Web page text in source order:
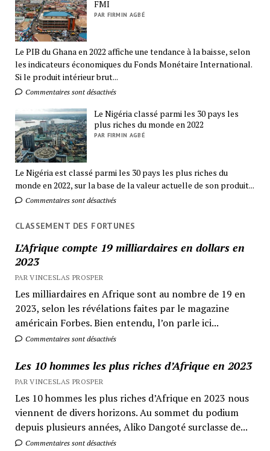
FMI
PAR FIRMIN AGBÉ
Le PIB du Ghana en 2022 affiche une tendance à la baisse, selon
les indicateurs économiques du Fonds Monétaire International.
Si le produit intérieur brut...
Commentaires sont désactivés
Le Nigéria classé parmi les 30 pays les
plus riches du monde en 2022
PAR FIRMIN AGBÉ
Le Nigéria est classé parmi les 30 pays les plus riches du
monde en 2022, sur la base de la valeur actuelle de son produit...
Commentaires sont désactivés
CLASSEMENT DES FORTUNES
L’Afrique compte 19 milliardaires en dollars en
2023
PAR VINCESLAS PROSPER
Les milliardaires en Afrique sont au nombre de 19 en
2023, selon les révélations faites par le magazine
américain Forbes. Bien entendu, l’on parle ici...
Commentaires sont désactivés
Les 10 hommes les plus riches d’Afrique en 2023
PAR VINCESLAS PROSPER
Les 10 hommes les plus riches d’Afrique en 2023 nous
viennent de divers horizons. Au sommet du podium
depuis plusieurs années, Aliko Dangoté surclasse de...
Commentaires sont désactivés